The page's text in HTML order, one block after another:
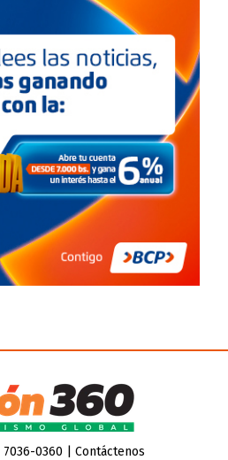
0360 | Contáctenos